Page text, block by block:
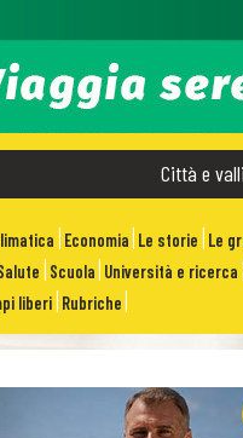
Città e valli
Economia Le storie Le
Scuola Università e ricerca
liberi Rubriche